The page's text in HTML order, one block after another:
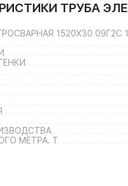
ТРУБА
1520Х30 09Г2С
МЕТРА. Т